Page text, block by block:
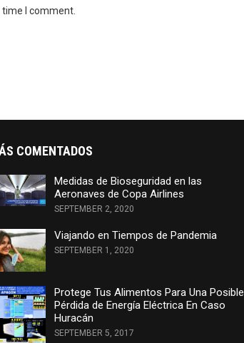
I comment.
COMENTADOS
Medidas de Bioseguridad en las
Aeronaves de Copa Airlines
SEPTEMBER 2, 2020
Viajando en Tiempos de Pandemia
SEPTEMBER 1, 2020
Protege Tus Alimentos Para Una Posible
Pérdida de Energía Eléctrica En Caso
Huracán
SEPTEMBER 5, 2017